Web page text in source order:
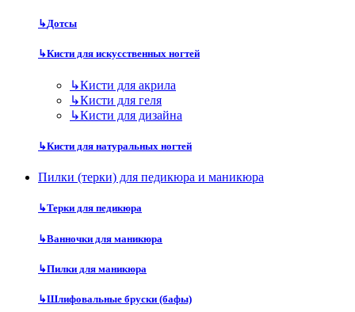
↳Дотсы
↳Кисти для искусственных ногтей
↳Кисти для акрила
↳Кисти для геля
↳Кисти для дизайна
↳Кисти для натуральных ногтей
Пилки (терки) для педикюра и маникюра
↳Терки для педикюра
↳Ванночки для маникюра
↳Пилки для маникюра
↳Шлифовальные бруски (бафы)